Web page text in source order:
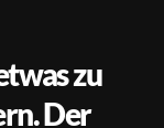
zu
Der